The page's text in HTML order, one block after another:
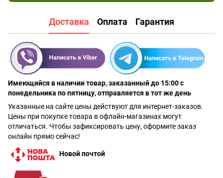
Доставка Оплата Гарантия
Имеющийся в наличии товар, заказанный до 15:00 с
понедельника по пятницу, отправляется в тот же день
Указанные на сайте цены действуют для интернет-заказов.
Цены при покупке товара в офлайн-магазинах могут
отличаться. Чтобы зафиксировать цену, оформите заказ
онлайн прямо сейчас!
Новой почтой